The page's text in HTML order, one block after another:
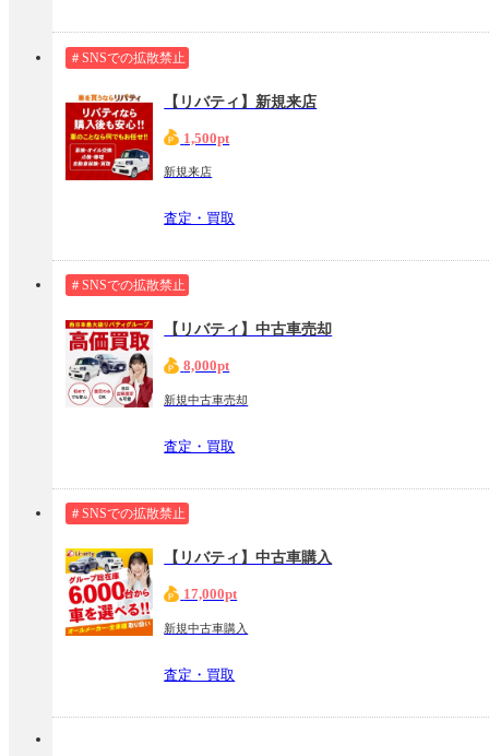
＃SNSでの拡散禁止
【リバティ】新規来店
1,500pt
新規来店
査定・買取
＃SNSでの拡散禁止
【リバティ】中古車売却
8,000pt
新規中古車売却
査定・買取
＃SNSでの拡散禁止
【リバティ】中古車購入
17,000pt
新規中古車購入
査定・買取